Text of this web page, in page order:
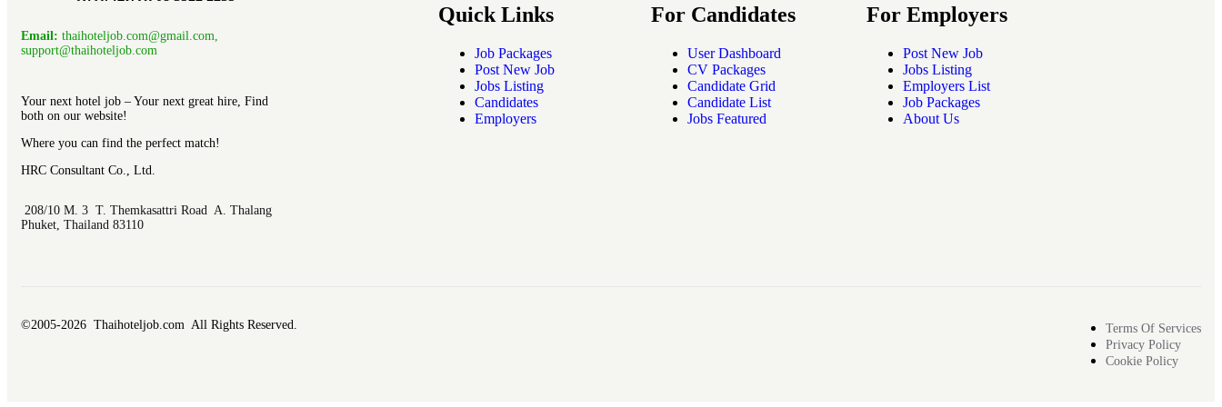
Email: thaihoteljob.com@gmail.com,
support@thaihoteljob.com
Your next hotel job – Your next great hire, Find
both on our website!
Where you can find the perfect match!
HRC Consultant Co., Ltd.
208/10 M. 3 T. Themkasattri Road A. Thalang
Phuket, Thailand 83110
Quick Links
Job Packages
Post New Job
Jobs Listing
Candidates
Employers
For Candidates
User Dashboard
CV Packages
Candidate Grid
Candidate List
Jobs Featured
For Employers
Post New Job
Jobs Listing
Employers List
Job Packages
About Us
©2005-2026 Thaihoteljob.com All Rights Reserved.
Terms Of Services
Privacy Policy
Cookie Policy